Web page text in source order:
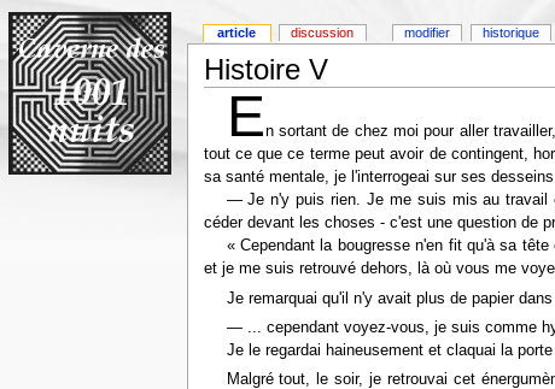
Histoire V
En sortant de chez moi pour aller
tout ce que ce terme peut avoir de contingent,
sa santé mentale, je l'interrogeai sur ses
— Je n'y puis rien. Je me suis mis au travail
céder devant les choses - c'est une question de
« Cependant la bougresse n'en fit qu'à sa
et je me suis retrouvé dehors, là où vous me
Je remarquai qu'il n'y avait plus de papier dans
— ... cependant voyez-vous, je suis comme
Je le regardai haineusement et claquai la
Malgré tout, le soir, je retrouvai cet
article discussion modifier historique